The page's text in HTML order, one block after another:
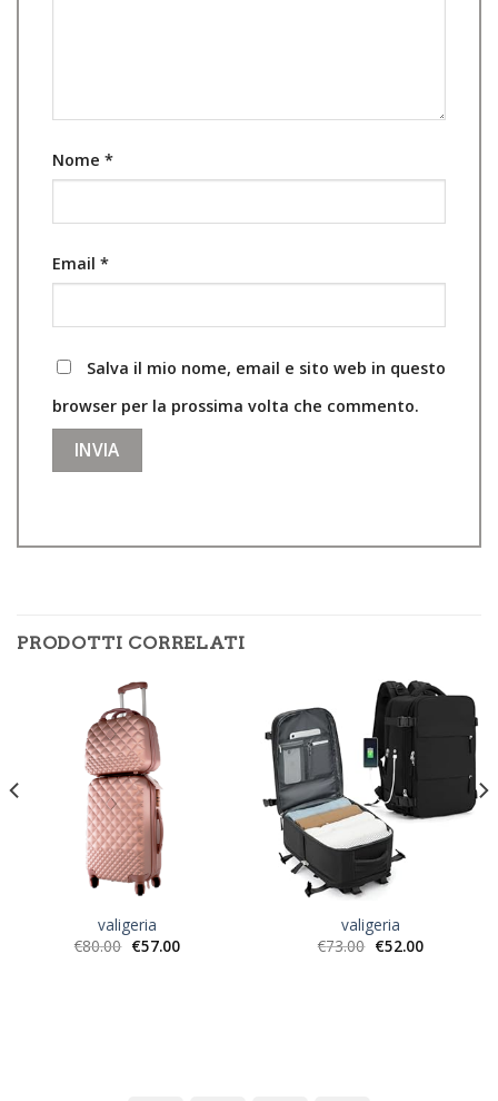
Nome *
Email *
Salva il mio nome, email e sito web in questo
browser per la prossima volta che commento.
PRODOTTI CORRELATI
valigeria
€80.00 €57.00
valigeria
€73.00 €52.00